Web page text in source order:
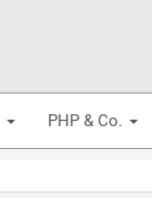
PHP & Co.